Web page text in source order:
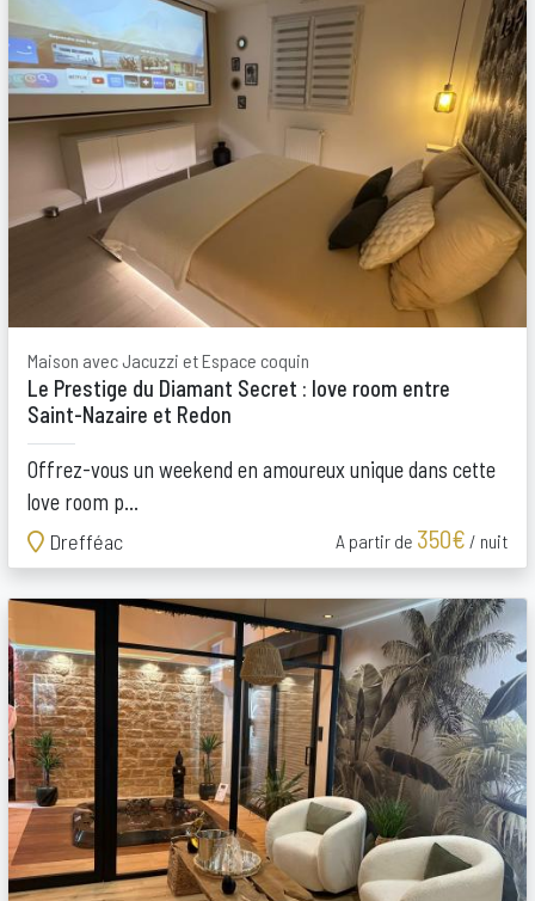
Maison avec Jacuzzi et Espace coquin
Le Prestige du Diamant Secret : love room entre
Saint-Nazaire et Redon
Offrez-vous un weekend en amoureux unique dans cette
love room p...
Drefféac
A partir de 350€ / nuit